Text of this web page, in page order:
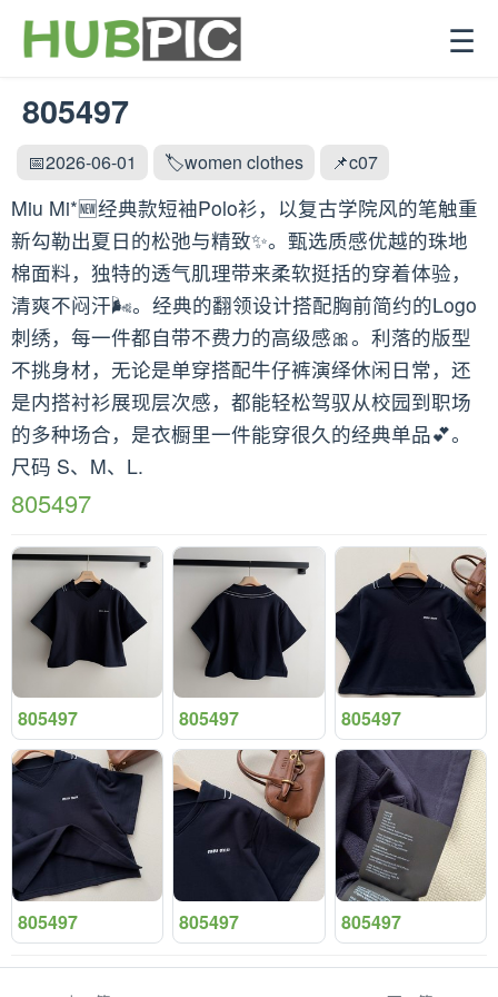
☰
805497
📅2026-06-01 🏷️women clothes 📌c07
Miu Mi*🆕经典款短袖Polo衫，以复古学院风的笔触重
新勾勒出夏日的松弛与精致✨。甄选质感优越的珠地
棉面料，独特的透气肌理带来柔软挺括的穿着体验，
清爽不闷汗🌬️。经典的翻领设计搭配胸前简约的Logo
刺绣，每一件都自带不费力的高级感🎀。利落的版型
不挑身材，无论是单穿搭配牛仔裤演绎休闲日常，还
是内搭衬衫展现层次感，都能轻松驾驭从校园到职场
的多种场合，是衣橱里一件能穿很久的经典单品💕。
尺码 S、M、L.
805497
805497 805497 805497
805497 805497 805497